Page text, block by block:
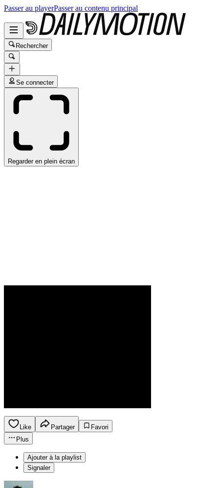
Passer au playerPasser au contenu principal
Rechercher
Se connecter
Regarder en plein écran
Like Partager
Favori
Plus
Ajouter à la playlist
Signaler